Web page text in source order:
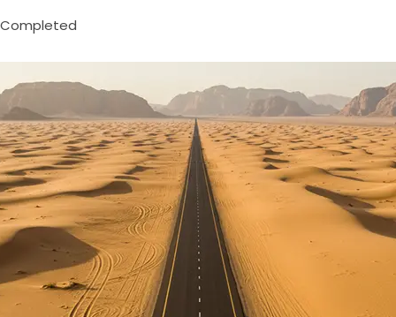
Completed